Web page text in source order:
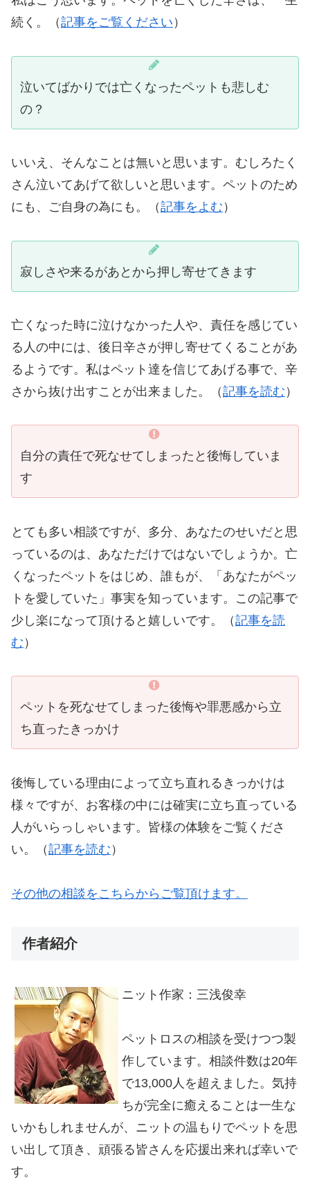
続く。（記事をご覧ください ）
泣いてばかりでは亡くなったペットも悲しむ
の？
いいえ、そんなことは無いと思います。むしろたく
さん泣いてあげて欲しいと思います。ペットのため
にも、ご自身の為にも。（記事をよむ ）
寂しさや来るがあとから押し寄せてきます
亡くなった時に泣けなかった人や、責任を感じてい
る人の中には、後日辛さが押し寄せてくることがあ
るようです。私はペット達を信じてあげる事で、辛
さから抜け出すことが出来ました。（記事を読む ）
自分の責任で死なせてしまったと後悔していま
す
とても多い相談ですが、多分、あなたのせいだと思
っているのは、あなただけではないでしょうか。亡
くなったペットをはじめ、誰もが、「あなたがペッ
トを愛していた」事実を知っています。この記事で
少し楽になって頂けると嬉しいです。（記事を読
む ）
ペットを死なせてしまった後悔や罪悪感から立
ち直ったきっかけ
後悔している理由によって立ち直れるきっかけは
様々ですが、お客様の中には確実に立ち直っている
人がいらっしゃいます。皆様の体験をご覧くださ
い。（記事を読む ）
その他の相談をこちらからご覧頂けます。
作者紹介
ニット作家：三浅俊幸
ペットロスの相談を受けつつ製
作しています。相談件数は20年
で13,000人を超えました。気持
ちが完全に癒えることは一生な
いかもしれませんが、ニットの温もりでペットを思
い出して頂き、頑張る皆さんを応援出来れば幸いで
す。